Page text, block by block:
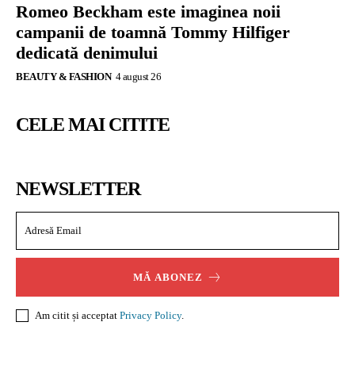
Romeo Beckham este imaginea noii
campanii de toamnă Tommy Hilfiger
dedicată denimului
BEAUTY & FASHION 4 august 26
CELE MAI CITITE
NEWSLETTER
MĂ ABONEZ
Am citit și acceptat Privacy Policy.